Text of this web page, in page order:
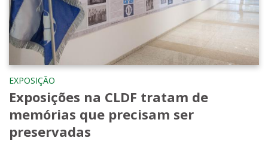
EXPOSIÇÃO
Exposições na CLDF tratam de
memórias que precisam ser
preservadas